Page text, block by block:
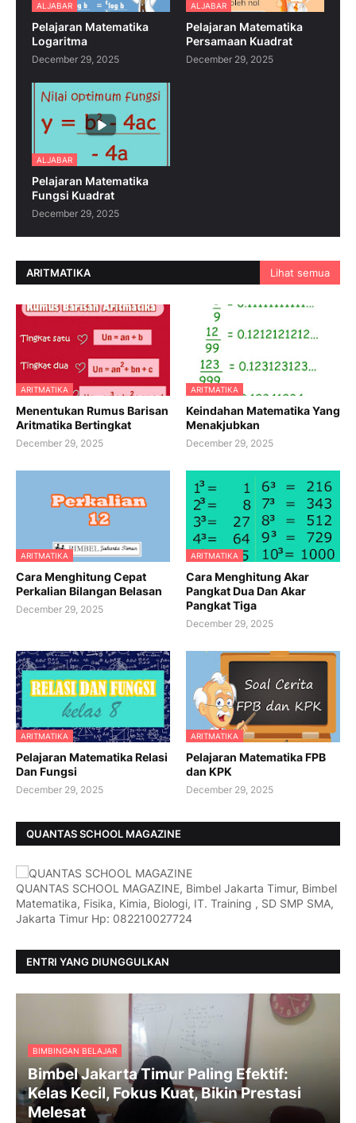
ALJABAR
Pelajaran Matematika
Logaritma
December 29, 2025
ALJABAR
Pelajaran Matematika
Persamaan Kuadrat
December 29, 2025
ALJABAR
Pelajaran Matematika
Fungsi Kuadrat
December 29, 2025
ARITMATIKA Lihat semua
ARITMATIKA
Menentukan Rumus Barisan
Aritmatika Bertingkat
December 29, 2025
ARITMATIKA
Keindahan Matematika Yang
Menakjubkan
December 29, 2025
ARITMATIKA
Cara Menghitung Cepat
Perkalian Bilangan Belasan
December 29, 2025
ARITMATIKA
Cara Menghitung Akar
Pangkat Dua Dan Akar
Pangkat Tiga
December 29, 2025
ARITMATIKA
Pelajaran Matematika Relasi
Dan Fungsi
December 29, 2025
ARITMATIKA
Pelajaran Matematika FPB
dan KPK
December 29, 2025
QUANTAS SCHOOL MAGAZINE
QUANTAS SCHOOL MAGAZINE, Bimbel Jakarta Timur, Bimbel
Matematika, Fisika, Kimia, Biologi, IT. Training , SD SMP SMA,
Jakarta Timur Hp: 082210027724
ENTRI YANG DIUNGGULKAN
BIMBINGAN BELAJAR
Bimbel Jakarta Timur Paling Efektif:
Kelas Kecil, Fokus Kuat, Bikin Prestasi
Melesat